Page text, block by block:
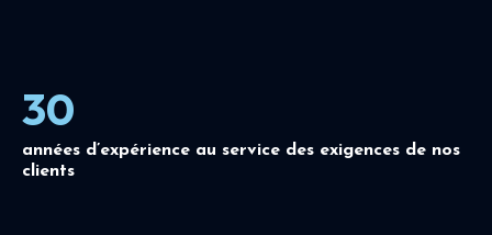
30
années d’expérience au service des exigences de nos
clients